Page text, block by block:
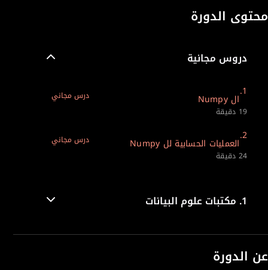
محتوى الدورة
دروس مجانية
1.
ال Numpy
درس مجاني
19 دقيقة
2.
العمليات الحسابية لل Numpy
درس مجاني
24 دقيقة
1. مكتبات علوم البيانات
عن الدورة